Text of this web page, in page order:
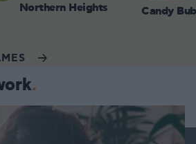
Northern Heights Candy